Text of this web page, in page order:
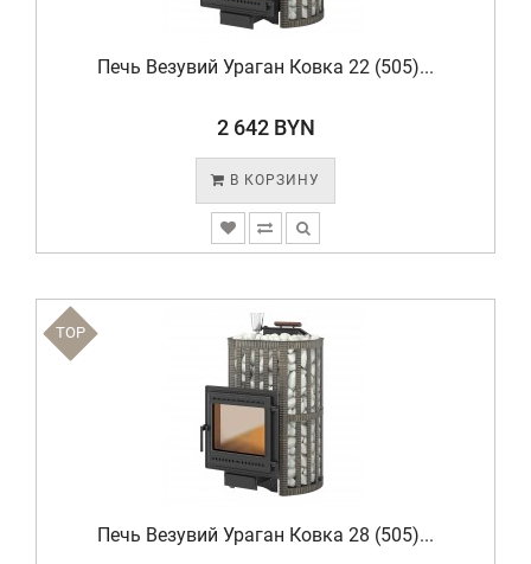
Печь Везувий Ураган Ковка 22 (505)...
2 642 BYN
В КОРЗИНУ
TOP
Печь Везувий Ураган Ковка 28 (505)...